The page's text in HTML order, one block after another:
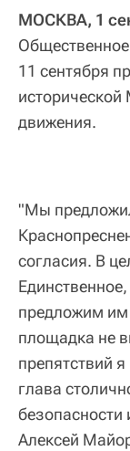
МОСКВА, 1
11 сентября
движения.
"Мы
согласия. В
предложим им
площадка не
препятствий
глава
безопасности
Алексей